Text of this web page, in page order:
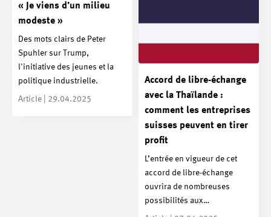
« Je viens d’un milieu
modeste »
Des mots clairs de Peter
Spuhler sur Trump,
l'initiative des jeunes et la
politique industrielle.
Article | 29.04.2025
Accord de libre-échange
avec la Thaïlande :
comment les entreprises
suisses peuvent en tirer
profit
L’entrée en vigueur de cet
accord de libre-échange
ouvrira de nombreuses
possibilités aux…